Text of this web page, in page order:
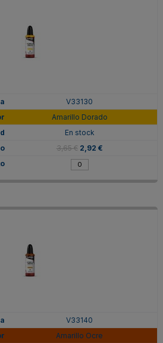
V33130
Amarillo Dorado
En stock
3,65 € 2,92 €
V33140
Amarillo Ocre